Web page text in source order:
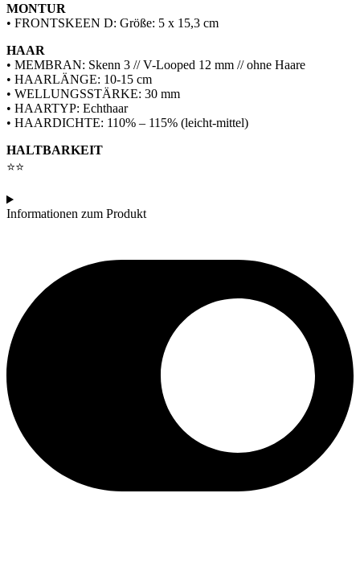
MONTUR
• FRONTSKEEN D: Größe: 5 x 15,3 cm
HAAR
• MEMBRAN: Skenn 3 // V-Looped 12 mm // ohne Haare
• HAARLÄNGE: 10-15 cm
• WELLUNGSSTÄRKE: 30 mm
• HAARTYP: Echthaar
• HAARDICHTE: 110% – 115% (leicht-mittel)
HALTBARKEIT
⭐⭐
Informationen zum Produkt